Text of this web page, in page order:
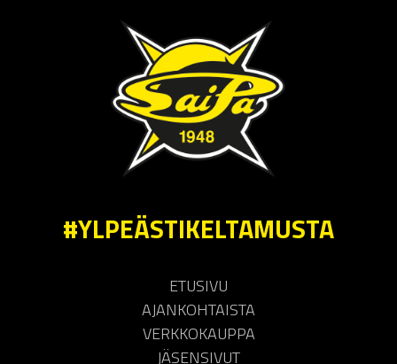
#YLPEÄSTIKELTAMUSTA
ETUSIVU
AJANKOHTAISTA
VERKKOKAUPPA
JÄSENSIVUT